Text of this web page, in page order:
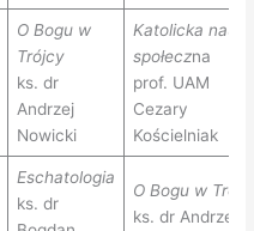
O Bogu w
Trójcy
ks. dr
Andrzej
Nowicki
Katolicka nauka
społeczna
prof. UAM
Cezary
Kościelniak
Eschatologia
ks. dr
O Bogu w
ks. dr Andrzej